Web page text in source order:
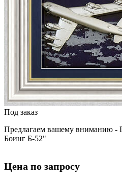
Под заказ
Предлагаем вашему вниманию -
Боинг Б-52"
Цена по запросу